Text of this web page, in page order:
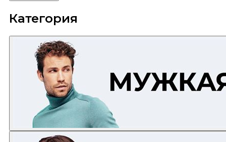
Категория